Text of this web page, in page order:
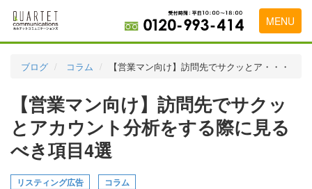
MENU
実績・お客様の声
初めて導入をお考えの方
ブログ コラム 【営業マン向け】訪問先でサクッとア・・・
【営業マン向け】訪問先でサクッ
とアカウント分析をする際に見る
べき項目4選
リスティング広告 コラム